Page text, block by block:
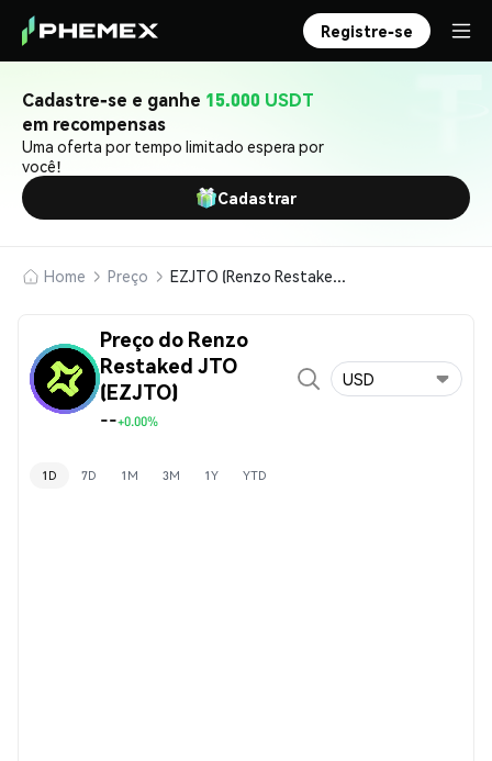
Registre-se
Cadastre-se e ganhe 15.000 USDT
em recompensas
Uma oferta por tempo limitado espera por
você!
Cadastrar
Home Preço EZJTO (Renzo Restaked JTO)
Preço do Renzo
Restaked JTO
(EZJTO)
--+0.00%
USD
1D 7D 1M 3M 1Y YTD